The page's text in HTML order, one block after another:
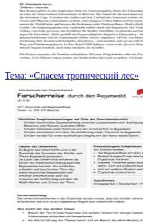
Тема: «Спасем тропический лес»